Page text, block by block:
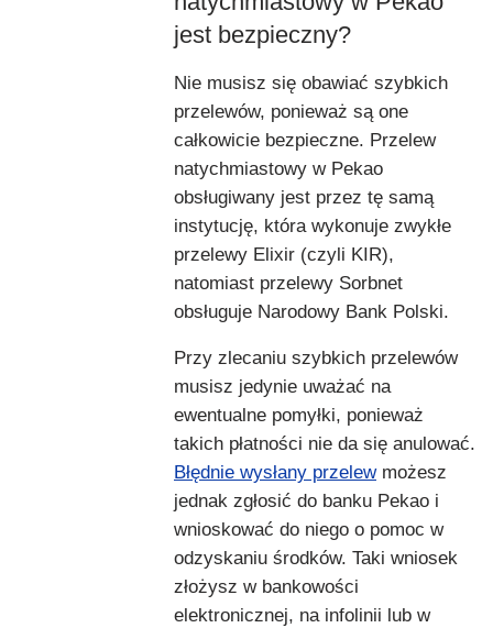
jest bezpieczny?
Nie musisz się obawiać szybkich
przelewów, ponieważ są one
całkowicie bezpieczne. Przelew
natychmiastowy w Pekao
obsługiwany jest przez tę samą
instytucję, która wykonuje zwykłe
przelewy Elixir (czyli KIR),
natomiast przelewy Sorbnet
obsługuje Narodowy Bank Polski.
Przy zlecaniu szybkich przelewów
musisz jedynie uważać na
ewentualne pomyłki, ponieważ
takich płatności nie da się anulować.
Błędnie wysłany przelewmożesz
jednak zgłosić do banku Pekao i
wnioskować do niego o pomoc w
odzyskaniu środków. Taki wniosek
złożysz w bankowości
elektronicznej, na infolinii lub w